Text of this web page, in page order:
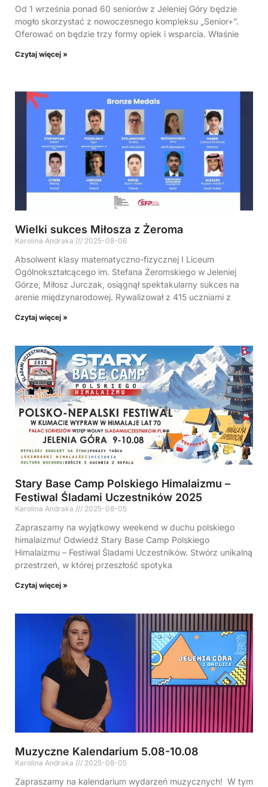
Od 1 września ponad 60 seniorów z Jeleniej Góry będzie
mogło skorzystać z nowoczesnego kompleksu „Senior+”.
Oferować on będzie trzy formy opiek i wsparcia. Właśnie
Czytaj więcej »
Wielki sukces Miłosza z Żeroma
Karolina Andraka 2025-08-06
Absolwent klasy matematyczno-fizycznej I Liceum
Ogólnokształcącego im. Stefana Żeromskiego w Jeleniej
Górze, Miłosz Jurczak, osiągnął spektakularny sukces na
arenie międzynarodowej. Rywalizował z 415 uczniami z
Czytaj więcej »
Stary Base Camp Polskiego Himalaizmu –
Festiwal Śladami Uczestników 2025
Karolina Andraka 2025-08-05
Zapraszamy na wyjątkowy weekend w duchu polskiego
himalaizmu! Odwiedź Stary Base Camp Polskiego
Himalaizmu – Festiwal Śladami Uczestników. Stwórz unikalną
przestrzeń, w której przeszłość spotyka
Czytaj więcej »
Muzyczne Kalendarium 5.08-10.08
Karolina Andraka 2025-08-05
Zapraszamy na kalendarium wydarzeń muzycznych! W tym